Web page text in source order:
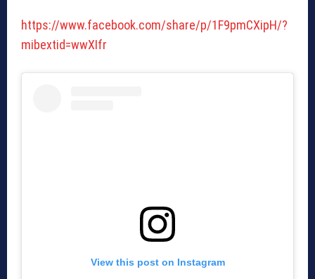
https://www.facebook.com/share/p/1F9pmCXipH/?
mibextid=wwXIfr
View this post on Instagram